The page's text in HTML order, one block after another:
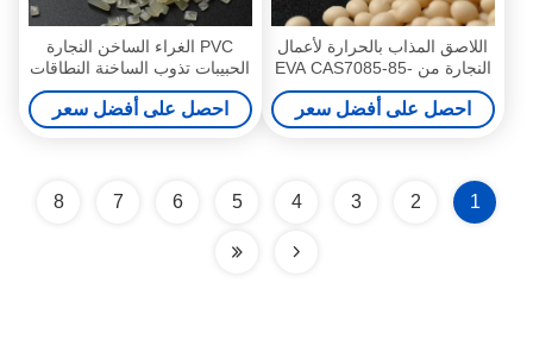
اللاصق المذاب بالحرارة لأعمال
النجارة من EVA CAS7085-85-
0
احصل على أفضل سعر
PVC الغراء الساخن النجارة
الحبيبات تذوب الساخنة النطاقات
حافة النطاقات
احصل على أفضل سعر
1
2
3
4
5
6
7
8